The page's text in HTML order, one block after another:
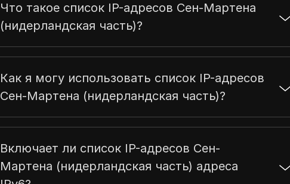
Что такое список IP-адресов Сен-Мартена
(нидерландская часть)?
Как я могу использовать список IP-адресов
Сен-Мартена (нидерландская часть)?
Включает ли список IP-адресов Сен-
Мартена (нидерландская часть) адреса